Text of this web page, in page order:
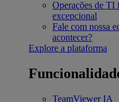
Operações de TI
excepcional
Fale com nossa
acontecer?
Explore a plataforma
TeamViewer IA